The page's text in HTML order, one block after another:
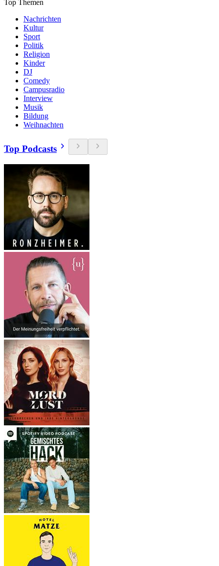
Top Themen
Nachrichten
Kultur
Sport
Politik
Religion
Kinder
DJ
Comedy
Campusradio
Interview
Musik
Bildung
Weihnachten
Top Podcasts